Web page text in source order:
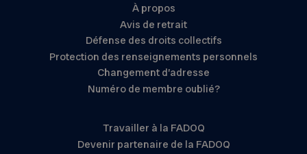
À propos
Avis de retrait
Défense des droits collectifs
Protection des renseignements personnels
Changement d’adresse
Numéro de membre oublié?
Travailler à la FADOQ
Devenir partenaire de la FADOQ